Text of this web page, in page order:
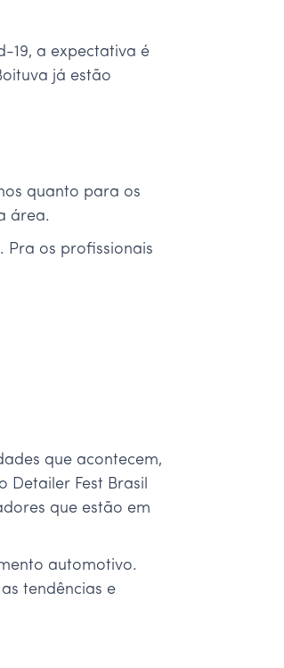
19, a expectativa é
já estão
quanto para os
área.
Pra os profissionais
que acontecem,
Detailer Fest Brasil
que estão em
automotivo.
tendências e